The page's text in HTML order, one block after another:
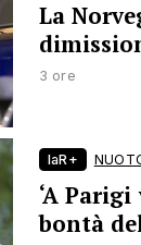
La
3 ore
laR+
‘A
bontà